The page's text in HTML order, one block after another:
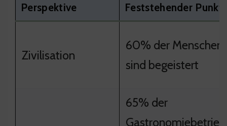
Perspektive Feststehender Punkt
Zivilisation
60% der Menschen
sind begeistert
65% der